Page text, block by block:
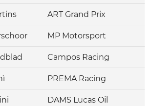
ART Grand Prix
MP Motorsport
Campos Racing
PREMA Racing
DAMS Lucas Oil